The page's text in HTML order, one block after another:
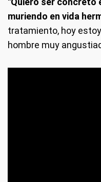
muriendo en vida
tratamiento, hoy
hombre muy